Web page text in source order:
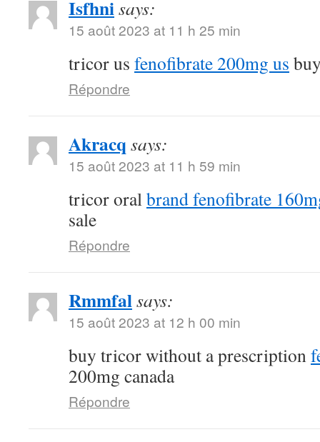
Isfhnisays:
15 août 2023 at 11 h 25 min
tricor us fenofibrate 200mg us
Répondre
Akracq says:
15 août 2023 at 11 h 59 min
tricor oralbrand fenofibrate
sale
Répondre
Rmmfalsays:
15 août 2023 at 12 h 00 min
buy tricor without a prescription
200mg canada
Répondre